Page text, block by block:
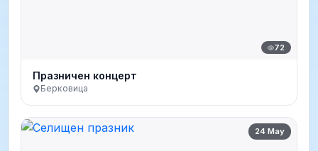
72
Празничен концерт
Берковица
24 May